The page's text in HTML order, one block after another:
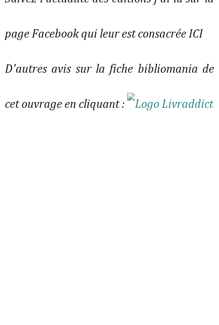
page Facebook qui leur est consacrée ICI
D'autres avis sur la fiche bibliomania de
cet ouvrage en cliquant :